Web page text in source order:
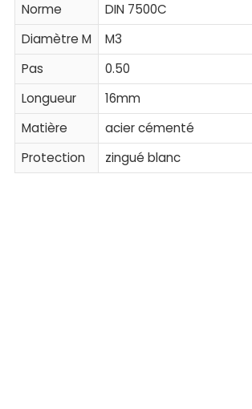
Norme
DIN 7500C
Diamètre M
M3
Pas
0.50
Longueur
16mm
Matière
acier cémenté
Protection
zingué blanc